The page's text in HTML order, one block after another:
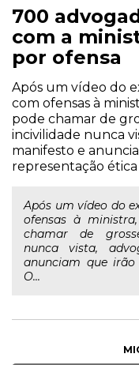
700
com a
por ofensa
Após um vídeo do
com ofensas à
pode chamar de
incivilidade nunca
manifesto e
representação ética
Após um vídeo do
ofensas à
chamar de
nunca vista,
anunciam que
O...